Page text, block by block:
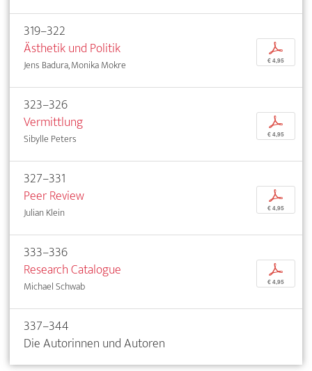
319–322
Ästhetik und Politik
Jens Badura, Monika Mokre
p
€ 4,95
323–326
Vermittlung
Sibylle Peters
p
€ 4,95
327–331
Peer Review
Julian Klein
p
€ 4,95
333–336
Research Catalogue
Michael Schwab
p
€ 4,95
337–344
Die Autorinnen und Autoren